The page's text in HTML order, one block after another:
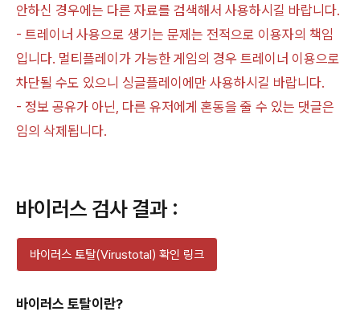
안하신 경우에는 다른 자료를 검색해서 사용하시길 바랍니다.
- 트레이너 사용으로 생기는 문제는 전적으로 이용자의 책임
입니다. 멀티플레이가 가능한 게임의 경우 트레이너 이용으로
차단될 수도 있으니 싱글플레이에만 사용하시길 바랍니다.
- 정보 공유가 아닌, 다른 유저에게 혼동을 줄 수 있는 댓글은
임의 삭제됩니다.
바이러스 검사 결과 :
바이러스 토탈(Virustotal) 확인 링크
바이러스 토탈이란?